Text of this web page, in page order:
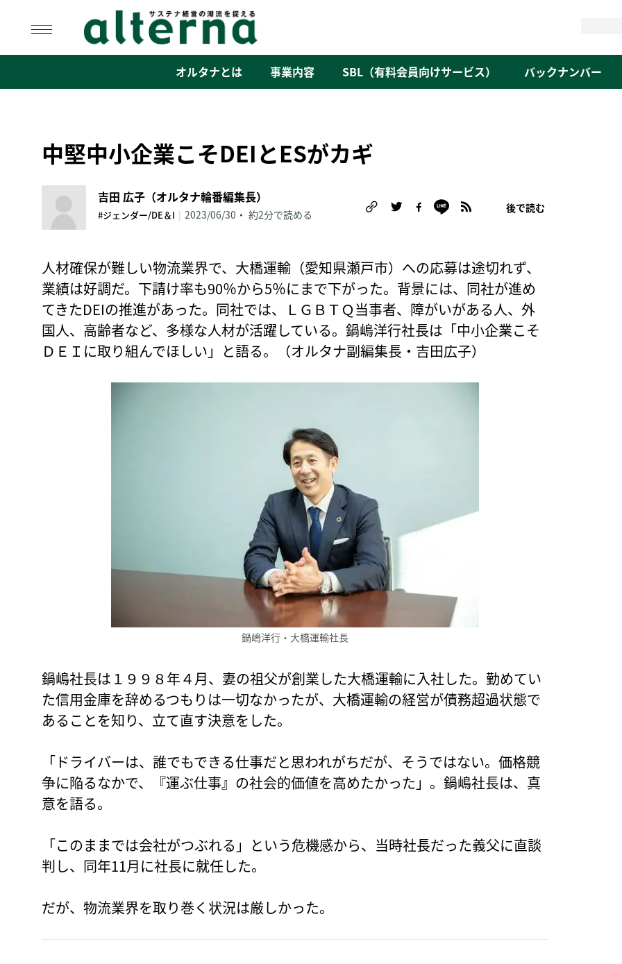
content
オルタナとは 事業内容 SBL（有料会員向けサービス） バックナンバー
中堅中小企業こそDEIとESがカギ
吉田 広子（オルタナ輪番編集長）
#ジェンダー/DE＆I | 2023/06/30 約2分で読める
後で読む
人材確保が難しい物流業界で、大橋運輸（愛知県瀬戸市）への応募は途切れず、
業績は好調だ。下請け率も90％から5％にまで下がった。背景には、同社が進め
てきたDEIの推進があった。同社では、ＬＧＢＴＱ当事者、障がいがある人、外
国人、高齢者など、多様な人材が活躍している。鍋嶋洋行社長は「中小企業こそ
ＤＥＩに取り組んでほしい」と語る。（オルタナ副編集長・吉田広子）
鍋嶋洋行・大橋運輸社長
鍋嶋社長は１９９８年４月、妻の祖父が創業した大橋運輸に入社した。勤めてい
た信用金庫を辞めるつもりは一切なかったが、大橋運輸の経営が債務超過状態で
あることを知り、立て直す決意をした。
「ドライバーは、誰でもできる仕事だと思われがちだが、そうではない。価格競
争に陥るなかで、『運ぶ仕事』の社会的価値を高めたかった」。鍋嶋社長は、真
意を語る。
「このままでは会社がつぶれる」という危機感から、当時社長だった義父に直談
判し、同年11月に社長に就任した。
だが、物流業界を取り巻く状況は厳しかった。